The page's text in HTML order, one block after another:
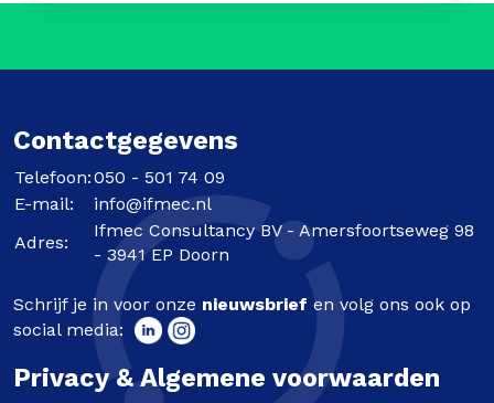
Contactgegevens
Telefoon:050 - 501 74 09
E-mail:
info@ifmec.nl
Adres:
Ifmec Consultancy BV - Amersfoortseweg 98
- 3941 EP Doorn
Schrijf je in voor onze nieuwsbrief en volg ons ook op
social media:
Privacy & Algemene voorwaarden